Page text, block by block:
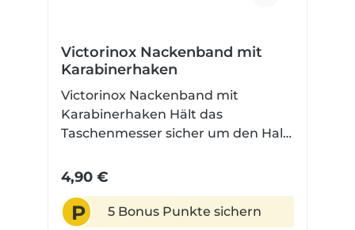
Victorinox Nackenband mit
Karabinerhaken
Victorinox Nackenband mit
Karabinerhaken Hält das
Taschenmesser sicher um den Hals
mit abnehmbaren
4,90 €
P 5 Bonus Punkte sichern